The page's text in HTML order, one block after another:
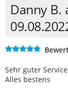
Danny B.
Sehr guter
Alles bestens